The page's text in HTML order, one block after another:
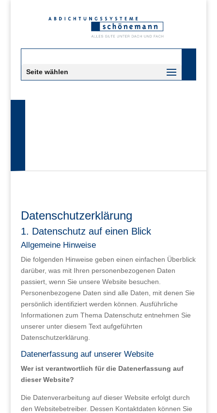
Seite wählen
Datenschutzerklärung
1. Datenschutz auf einen Blick
Allgemeine Hinweise
Die folgenden Hinweise geben einen einfachen Überblick
darüber, was mit Ihren personenbezogenen Daten
passiert, wenn Sie unsere Website besuchen.
Personenbezogene Daten sind alle Daten, mit denen Sie
persönlich identifiziert werden können. Ausführliche
Informationen zum Thema Datenschutz entnehmen Sie
unserer unter diesem Text aufgeführten
Datenschutzerklärung.
Datenerfassung auf unserer Website
Wer ist verantwortlich für die Datenerfassung auf
dieser Website?
Die Datenverarbeitung auf dieser Website erfolgt durch
den Websitebetreiber. Dessen Kontaktdaten können Sie